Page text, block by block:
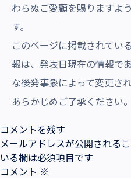
わらぬご愛顧を賜りますよ
す。
このページに掲載されてい
報は、発表日現在の情報で
な後発事象によって変更さ
あらかじめご了承ください。
コメントを残す
メールアドレスが公開される
いる欄は必須項目です
コメント ※